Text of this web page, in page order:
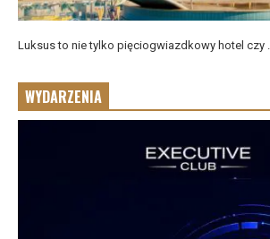
Luksus to nie tylko pięciogwiazdkowy hotel czy ...
WYDARZENIA